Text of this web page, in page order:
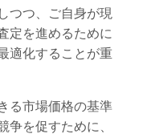
つつ、ご自身が現
定を進めるために
適化することが重
る市場価格の基準
争を促すために、